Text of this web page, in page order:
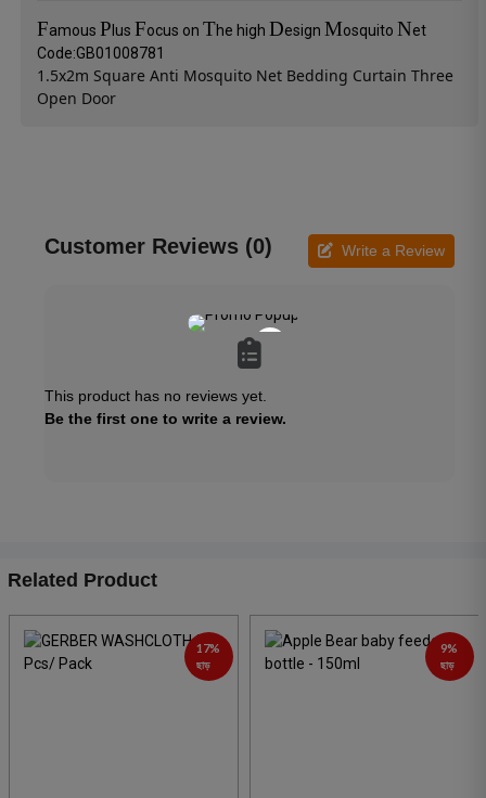
Famous Plus Focus onThe high Design Mosquito Net
Code:GB01008781
1.5x2m Square Anti Mosquito Net Bedding Curtain Three
Open Door
Customer Reviews (0) Write a Review
This product has no reviews yet.
Be the first one to write a review.
Related Product
17%
ছাড়
9%
ছাড়